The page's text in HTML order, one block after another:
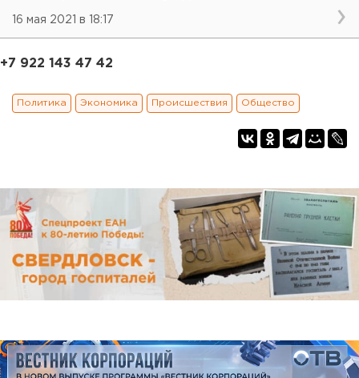
16 мая 2021 в 18:17
+7 922 143 47 42
Политика Экономика Происшествия Общество